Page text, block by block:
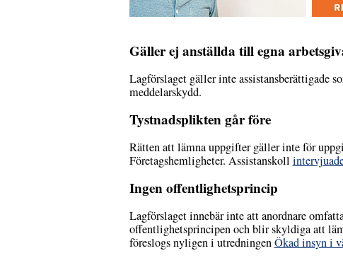
Gäller ej anställda till egna
Lagförslaget gäller inte assistansberättigade
meddelarskydd.
Tystnadsplikten går före
Rätten att lämna uppgifter gäller inte för
Företagshemligheter. Assistanskoll
Ingen offentlighetsprincip
Lagförslaget innebär inte att anordnare
offentlighetsprincipen och blir skyldiga att
föreslogs nyligen i utredningenÖkad insyn i